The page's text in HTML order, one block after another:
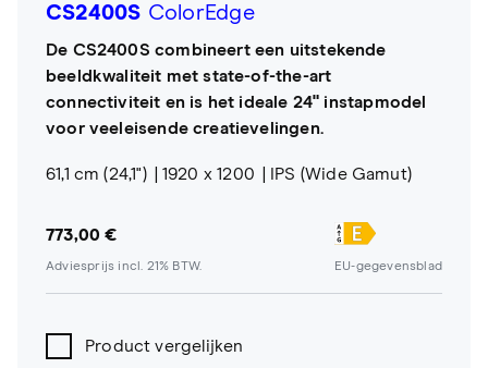
CS2400S ColorEdge
De CS2400S combineert een uitstekende
beeldkwaliteit met state-of-the-art
connectiviteit en is het ideale 24" instapmodel
voor veeleisende creatievelingen.
61,1 cm (24,1") 1920 x 1200 IPS (Wide Gamut)
773,00 €
Adviesprijs incl. 21% BTW. EU-gegevensblad
Product vergelijken